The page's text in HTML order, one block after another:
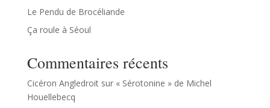
Le Pendu de Brocéliande
Ça roule à Séoul
Commentaires récents
Cicéron Angledroitsur « Sérotonine » de Michel
Houellebecq